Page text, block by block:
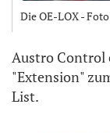
Die OE-LOX -
Austro Control
"Extension"
List.